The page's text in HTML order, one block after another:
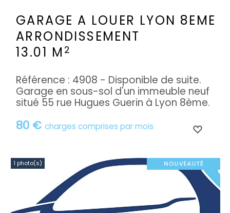
GARAGE A LOUER LYON 8EME
ARRONDISSEMENT
13.01 M 2
80 € charges comprises par mois
Référence : 4908 - Disponible de suite.
Garage en sous-sol d'un immeuble neuf
situé 55 rue Hugues Guerin à Lyon 8ème.
1 photo(s)